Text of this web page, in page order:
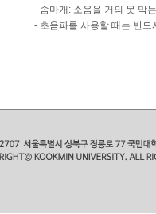
- 솜마개: 소음을 거의 못 막
- 초음파를 사용할 때는 반드